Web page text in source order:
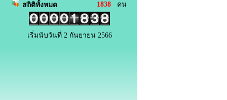
สถิติทั้งหมด
1838 คน
เริ่มนับวันที่ 2 กันยายน 2566